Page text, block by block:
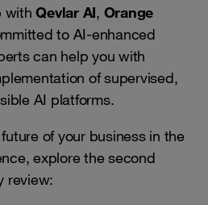
withQevlar AI, Orange
to AI-enhanced
can help you with
of supervised,
AI platforms.
of your business in the
explore the second
review: